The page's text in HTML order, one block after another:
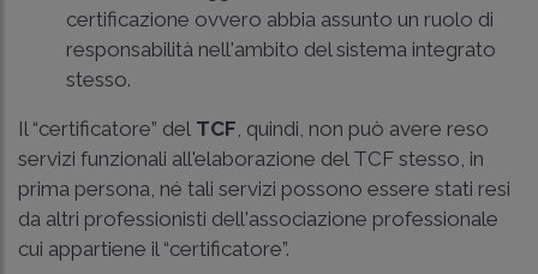
certificazione ovvero abbia assunto un ruolo di
responsabilità nell'ambito del sistema integrato
stesso.
Il “certificatore” del TCF , quindi, non può avere reso
servizi funzionali all'elaborazione del TCF stesso, in
prima persona, né tali servizi possono essere stati resi
da altri professionisti dell'associazione professionale
cui appartiene il “certificatore”.